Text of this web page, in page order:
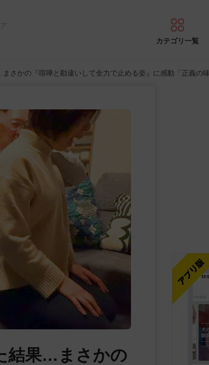
カテゴリ一覧
さかの『喧嘩と勘違いして全力で止める姿』に感動「正義の
結果…まさかの